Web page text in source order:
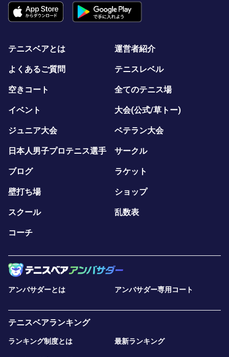
テニスベアとは 運営者紹介
よくあるご質問 テニスレベル
空きコート 全てのテニス場
イベント 大会(公式/草トー)
ジュニア大会 ベテラン大会
日本人男子プロテニス選手 サークル
ブログ ラケット
壁打ち場 ショップ
スクール 乱数表
コーチ
アンバサダーとは アンバサダー専用コート
テニスベアランキング
ランキング制度とは 最新ランキング